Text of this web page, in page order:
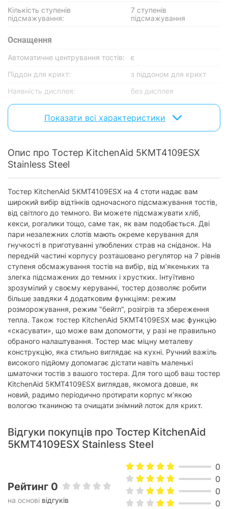
Кількість ступенів
підсмажування:
7 ступенів
підсмажування
Оснащення
Автоматичне центрування тостів:
є
Піддон для крихт:
з піддоном для крихт
Наявність дисплея:
без дисплея
Кнопка скасування роботи:
Автоматичне відключення:
є
Функції та особливості
Підігрів:
з підігрівом
Розморожування:
Високий підйом тостів:
є
Фізичні характеристики
Матеріал корпусу:
нержавіюча сталь
Колір корпусу:
нержавіюча сталь
Характеристики та комплектація товару можуть змінюватися
виробником без повідомлення.
Показати всі характеристики
Опис про Тостер KitchenAid 5KMT4109ESX
Stainless Steel
Тостер KitchenAid 5KMT4109ESX на 4 стоти надає вам
широкий вибір відтінків одночасного підсмажування тостів,
від світлого до темного. Ви можете підсмажувати хліб,
кекси, рогалики тощо, саме так, як вам подобається. Дві
пари незалежних слотів мають окреме керування для
гнучкості в приготуванні улюблених страв на сніданок. На
передній частині корпусу розташовано регулятор на 7 рівнів
ступеня обсмажування тостів на вибір, від м’якеньких та
злегка підсмажених до темних і хрустких. Інтуїтивно
зрозумілий у своєму керуванні, тостер дозволяє робити
більше завдяки 4 додатковим функціям: режим
розморожування, режим "бейгл", розігрів та збереження
тепла. Також тостер KitchenAid 5KMT4109ESX має функцію
«скасувати», що може вам допомогти, у разі не правильно
обраного налаштування. Тостер має міцну металеву
конструкцію, яка стильно виглядає на кухні. Ручний важіль
високого підйому допомагає дістати навіть маленькі
шматочки тостів з вашого тостера. Для того щоб ваш тостер
KitchenAid 5KMT4109ESX виглядав, якомога довше, як
новий, радимо періодично протирати корпус м’якою
вологою тканиною та очищати знімний лоток для крихт.
Відгуки покупців про Тостер KitchenAid
5KMT4109ESX Stainless Steel
Рейтинг 0
на основі відгуків
0
0
0
0